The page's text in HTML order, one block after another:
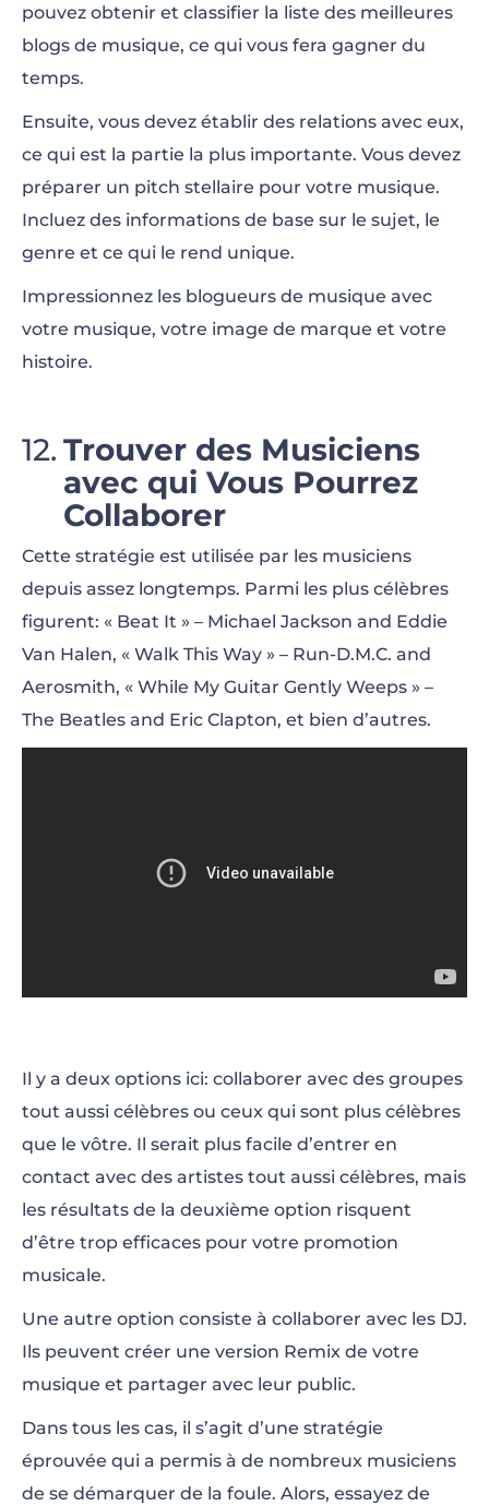
pouvez obtenir et classifier la liste des meilleures
blogs de musique, ce qui vous fera gagner du
temps.
Ensuite, vous devez établir des relations avec eux,
ce qui est la partie la plus importante. Vous devez
préparer un pitch stellaire pour votre musique.
Incluez des informations de base sur le sujet, le
genre et ce qui le rend unique.
Impressionnez les blogueurs de musique avec
votre musique, votre image de marque et votre
histoire.
Trouver des Musiciens
avec qui Vous Pourrez
Collaborer
Cette stratégie est utilisée par les musiciens
depuis assez longtemps. Parmi les plus célèbres
figurent: « Beat It » – Michael Jackson and Eddie
Van Halen, « Walk This Way » – Run-D.M.C. and
Aerosmith, « While My Guitar Gently Weeps » –
The Beatles and Eric Clapton, et bien d’autres.
Il y a deux options ici: collaborer avec des groupes
tout aussi célèbres ou ceux qui sont plus célèbres
que le vôtre. Il serait plus facile d’entrer en
contact avec des artistes tout aussi célèbres, mais
les résultats de la deuxième option risquent
d’être trop efficaces pour votre promotion
musicale.
Une autre option consiste à collaborer avec les DJ.
Ils peuvent créer une version Remix de votre
musique et partager avec leur public.
Dans tous les cas, il s’agit d’une stratégie
éprouvée qui a permis à de nombreux musiciens
de se démarquer de la foule. Alors, essayez de